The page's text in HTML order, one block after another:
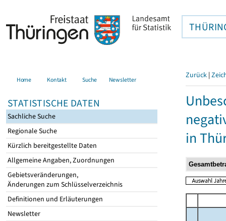
Home Kontakt Suche Newsletter
STATISTISCHE DATEN
Sachliche Suche
Regionale Suche
Kürzlich bereitgestellte Daten
Allgemeine Angaben, Zuordnungen
Gebietsveränderungen,
Änderungen zum Schlüsselverzeichnis
Definitionen und Erläuterungen
Newsletter
Zurück |
in